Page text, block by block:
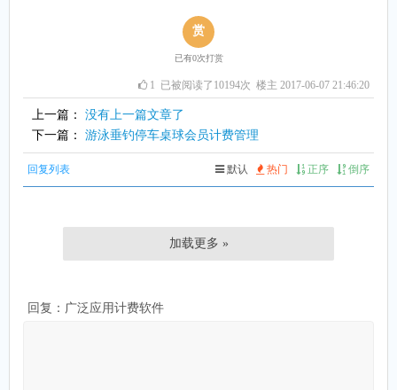
赏
已有0次打赏
1 已被阅读了10194次 楼主 2017-06-07 21:46:20
上一篇： 没有上一篇文章了
下一篇： 游泳垂钓停车桌球会员计费管理
回复列表 默认 热门 正序 倒序
加载更多 »
回复：广泛应用计费软件